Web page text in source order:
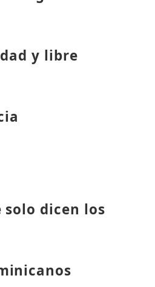
y libre
solo dicen los